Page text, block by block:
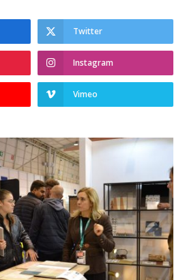
Twitter
Instagram
Vimeo